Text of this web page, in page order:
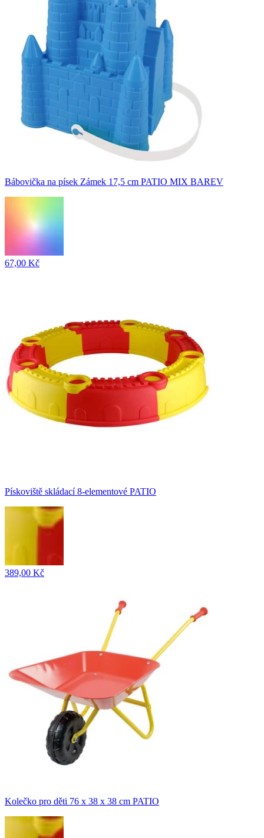
Bábovička na písek Zámek 17,5 cm PATIO MIX BAREV
67,00 Kč
Pískoviště skládací 8-elementové PATIO
389,00 Kč
Kolečko pro děti 76 x 38 x 38 cm PATIO